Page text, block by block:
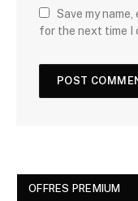
Save my
for the next time I
OFFRES PREMIUM